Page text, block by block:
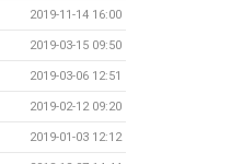
2019-11-14 16:00
2019-03-15 09:50
2019-03-06 12:51
2019-02-12 09:20
2019-01-03 12:12